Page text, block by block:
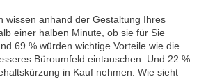
wissen anhand der Gestaltung Ihres
einer halben Minute, ob sie für Sie
69 % würden wichtige Vorteile wie die
Büroumfeld eintauschen. Und 22 %
in Kauf nehmen. Wie sieht